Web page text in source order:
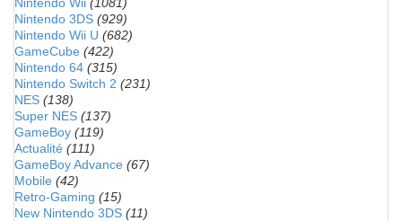
Nintendo 3DS (929)
Nintendo Wii U (682)
GameCube (422)
Nintendo 64 (315)
Nintendo Switch 2 (231)
NES (138)
Super NES (137)
GameBoy (119)
Actualité (111)
GameBoy Advance (67)
Mobile (42)
Retro-Gaming (15)
New Nintendo 3DS (11)